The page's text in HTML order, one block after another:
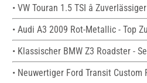
• VW Touran 1.5 TSI â
• Audi A3 2009 Rot-Metallic - Top
• Klassischer BMW Z3 Roadster -
• Neuwertiger Ford Transit Custom